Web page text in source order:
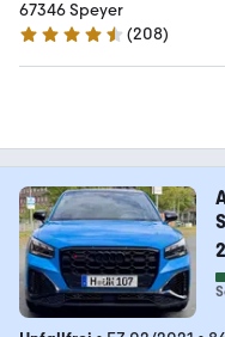
67346 Speyer
4.4 Sterne
(208)